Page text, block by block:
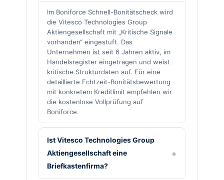
Im Boniforce Schnell-Bonitätscheck wird
die Vitesco Technologies Group
Aktiengesellschaft mit „Kritische Signale
vorhanden“ eingestuft. Das
Unternehmen ist seit 6 Jahren aktiv, im
Handelsregister eingetragen und weist
kritische Strukturdaten auf. Für eine
detaillierte Echtzeit-Bonitätsbewertung
mit konkretem Kreditlimit empfehlen wir
die kostenlose Vollprüfung auf
Boniforce.
Ist Vitesco Technologies Group
Aktiengesellschaft eine
Briefkastenfirma?